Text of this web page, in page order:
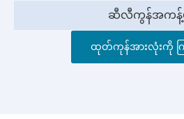
ဆီလီကွန်အကန့်မျ
ထုတ်ကုန်အားလုံးကို က